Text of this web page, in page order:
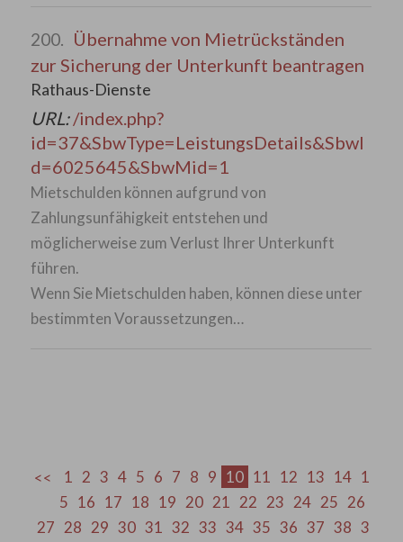
200. Übernahme von Mietrückständen
zur Sicherung der Unterkunft beantragen
Rathaus-Dienste
URL:/index.php?
id=37&SbwType=LeistungsDetails&SbwI
d=6025645&SbwMid=1
Mietschulden können aufgrund von
Zahlungsunfähigkeit entstehen und
möglicherweise zum Verlust Ihrer Unterkunft
führen.
Wenn Sie Mietschulden haben, können diese unter
bestimmten Voraussetzungen…
1 2 3 4 5 6 7 8 9 10 11 12 13 14 1
5 16 17 18 19 20 21 22 23 24 25 26
27 28 29 30 31 32 33 34 35 36 37 38 3